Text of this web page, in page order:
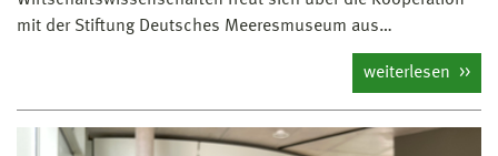
mit der Stiftung Deutsches Meeresmuseum aus…
weiterlesen